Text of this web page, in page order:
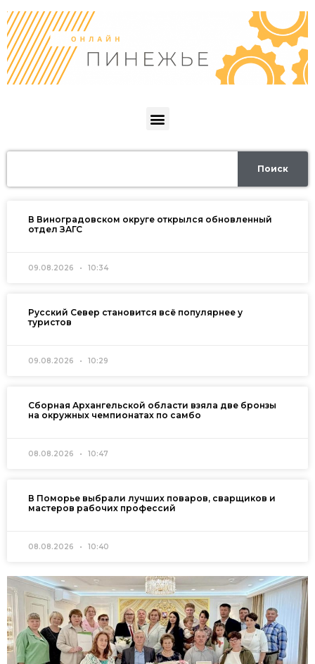
Поиск
В Виноградовском округе открылся обновленный
отдел ЗАГС
09.08.2026 10:34
Русский Север становится всё популярнее у
туристов
09.08.2026 10:29
Сборная Архангельской области взяла две бронзы
на окружных чемпионатах по самбо
08.08.2026 10:47
В Поморье выбрали лучших поваров, сварщиков и
мастеров рабочих профессий
08.08.2026 10:40